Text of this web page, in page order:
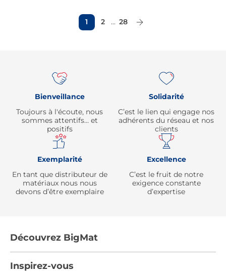
1 2 ... 28
Bienveillance
Toujours à l'écoute, nous
sommes attentifs… et
positifs
Solidarité
C’est le lien qui engage nos
adhérents du réseau et nos
clients
Exemplarité
En tant que distributeur de
matériaux nous nous
devons d’être exemplaire
Excellence
C’est le fruit de notre
exigence constante
d’expertise
Découvrez BigMat
Inspirez-vous